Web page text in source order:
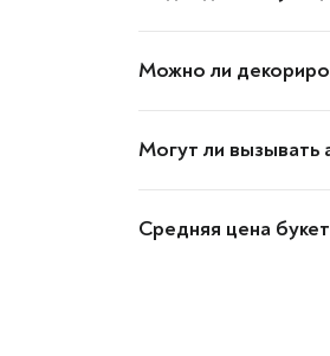
Можно ли
Могут ли вызывать
Средняя цена